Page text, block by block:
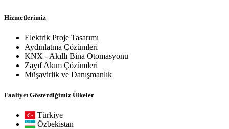
Hizmetlerimiz
Elektrik Proje Tasarımı
Aydınlatma Çözümleri
KNX - Akıllı Bina Otomasyonu
Zayıf Akım Çözümleri
Müşavirlik ve Danışmanlık
Faaliyet Gösterdiğimiz Ülkeler
Türkiye
Özbekistan